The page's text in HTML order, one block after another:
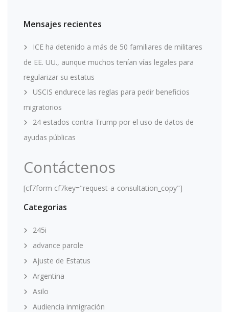
Mensajes recientes
ICE ha detenido a más de 50 familiares de militares
de EE. UU., aunque muchos tenían vías legales para
regularizar su estatus
USCIS endurece las reglas para pedir beneficios
migratorios
24 estados contra Trump por el uso de datos de
ayudas públicas
Contáctenos
[cf7form cf7key="request-a-consultation_copy"]
Categorias
245i
advance parole
Ajuste de Estatus
Argentina
Asilo
Audiencia inmigración